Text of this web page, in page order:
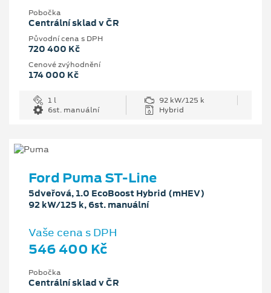
Pobočka
Centrální sklad v ČR
Původní cena s DPH
720 400 Kč
Cenové zvýhodnění
174 000 Kč
1 l
92 kW/125 k
6st. manuální
Hybrid
Ford Puma ST-Line
5dveřová, 1.0 EcoBoost Hybrid (mHEV)
92 kW/125 k, 6st. manuální
Vaše cena s DPH
546 400 Kč
Pobočka
Centrální sklad v ČR